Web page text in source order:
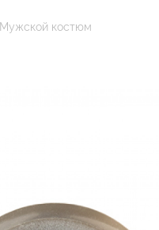
Мужской костюм